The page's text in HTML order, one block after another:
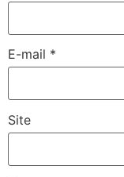
E-mail *
Site